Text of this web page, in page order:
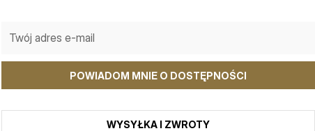
POWIADOM MNIE O DOSTĘPNOŚCI
WYSYŁKA I ZWROTY